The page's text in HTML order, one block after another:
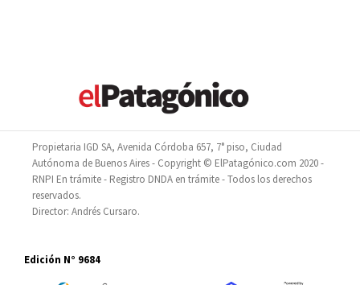
Propietaria IGD SA, Avenida Córdoba 657, 7° piso, Ciudad
Autónoma de Buenos Aires - Copyright © ElPatagónico.com 2020 -
RNPI En trámite - Registro DNDA en trámite - Todos los derechos
reservados.
Director: Andrés Cursaro.
Edición N° 9684